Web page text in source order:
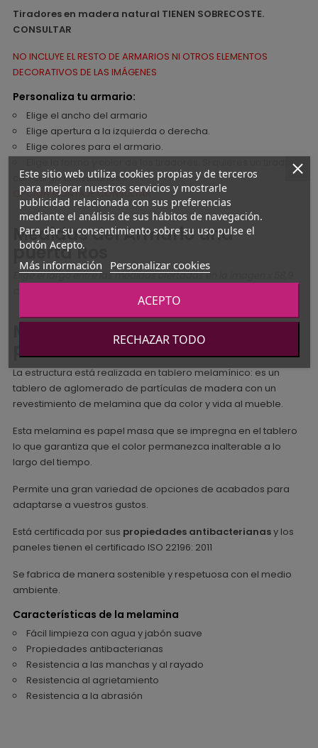
Tiradores en madera natural TIENEN SOBRECOSTE.
CONSULTAR
NO INCLUYE EL RESTO DE ARMARIOS NI OTROS ELEMENTOS
DECORATIVOS DE LAS IMÁGENES
Personaliza tu armario:
Elige el ancho del armario
Elige apertura a la izquierda o derecha.
Elige colores para el armario.
Elige la forma y color de los tiradores. Si quieres un tirador
con cargo consúltanos.
OPCIÓN MONTAJE CONSULTAR
Medidas del Armario una
puerta Ros
Elige el largo entre las medidas ofertadas en la imagen x 58,9
Materiales del Armario una
puerta Ros
La estructura está realizada en tablero melamínico: es un
tablero de aglomerado de partículas de madera con un
revestimiento de melamina que da color y vida al mueble.
Esta melamina es papel masa que se impregna en el tablero
lo que garantiza que el color permanezca inalterable a lo
largo del tiempo.
Permite una gran variedad de opciones de acabados para
adaptarse a vuestros gustos.
Está certificada por sus propiedades antibacterianasy los
paneles tienen el certificado ISO 22196: 2011
Se fabrica de manera sostenible y respetuosa con el medio
ambiente.
Características de la melamina
Fácil limpieza con agua y jabón suave
Propiedades antibacterianas
Resistencia a las manchas y al rayado
Resistencia al agrietamiento
Resistencia a la abrasión
Este sitio web utiliza cookies propias y de terceros
para mejorar nuestros servicios y mostrarle
publicidad relacionada con sus preferencias
mediante el análisis de sus hábitos de navegación.
Para dar su consentimiento sobre su uso pulse el
botón Acepto.
Más información Personalizar cookies
RECHAZAR TODO
ACEPTO